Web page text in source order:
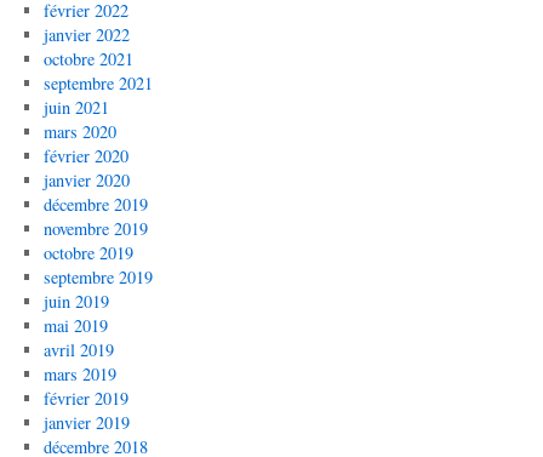
février 2022
janvier 2022
octobre 2021
septembre 2021
juin 2021
mars 2020
février 2020
janvier 2020
décembre 2019
novembre 2019
octobre 2019
septembre 2019
juin 2019
mai 2019
avril 2019
mars 2019
février 2019
janvier 2019
décembre 2018